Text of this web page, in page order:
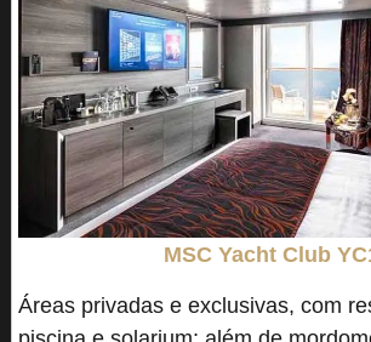
MSC Yacht Club
Áreas privadas e exclusivas, com